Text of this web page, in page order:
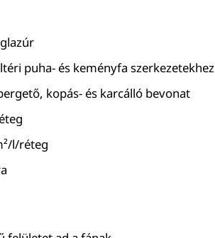
puha- és keményfa szerkezetekhez
kopás- és karcálló bevonat
l/réteg